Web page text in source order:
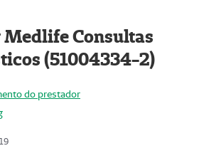
Medlife Consultas
(51004334-2)
do prestador